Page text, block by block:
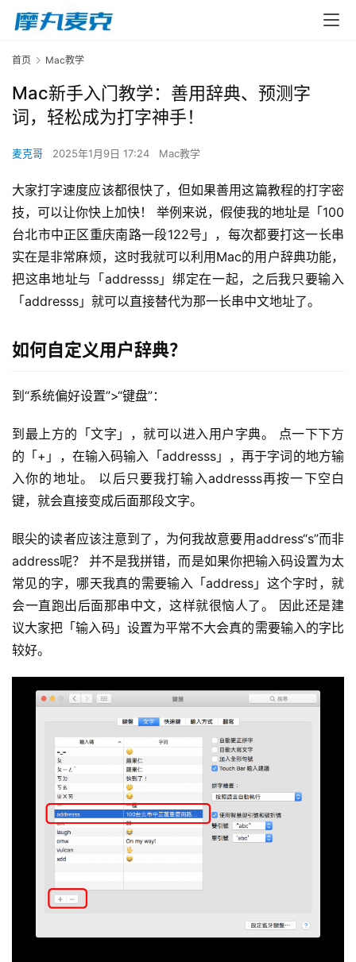
首页 Mac教学
Mac新手入门教学：善用辞典、预测字
词，轻松成为打字神手！
麦克哥 2025年1月9日 17:24 Mac教学
大家打字速度应该都很快了，但如果善用这篇教程的打字密
技，可以让你快上加快！ 举例来说，假使我的地址是「100
台北市中正区重庆南路一段122号」，每次都要打这一长串
实在是非常麻烦，这时我就可以利用Mac的用户辞典功能，
把这串地址与「addresss」绑定在一起，之后我只要输入
「addresss」就可以直接替代为那一长串中文地址了。
如何自定义用户辞典？
到“系统偏好设置”>“键盘”：
到最上方的「文字」，就可以进入用户字典。 点一下下方
的「+」，在输入码输入「addresss」，再于字词的地方输
入你的地址。 以后只要我打输入addresss再按一下空白
键，就会直接变成后面那段文字。
眼尖的读者应该注意到了，为何我故意要用address“s”而非
address呢？ 并不是我拼错，而是如果你把输入码设置为太
常见的字，哪天我真的需要输入「address」这个字时，就
会一直跑出后面那串中文，这样就很恼人了。 因此还是建
议大家把「输入码」设置为平常不大会真的需要输入的字比
较好。